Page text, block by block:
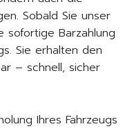
Sobald Sie unser
sofortige Barzahlung
Sie erhalten den
– schnell, sicher
Ihres Fahrzeugs